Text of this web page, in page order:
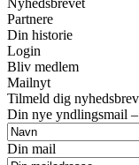
Partnere
Din historie
Login
Bliv medlem
Mailnyt
Tilmeld dig
Din nye yndlingsmail
Din mail